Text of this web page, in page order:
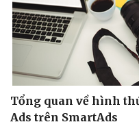
Tổng quan về hình
Ads trên SmartAds